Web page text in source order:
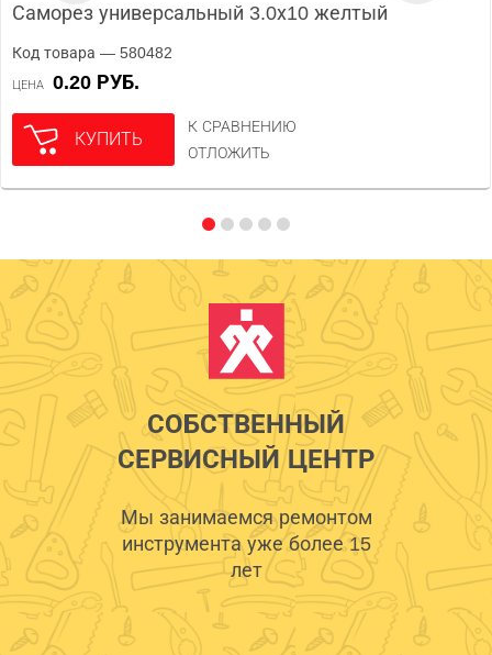
Саморез универсальный 3.0х10 желтый
Код товара — 580482
ЦЕНА 0.20 РУБ.
КУПИТЬ
К СРАВНЕНИЮ
ОТЛОЖИТЬ
СОБСТВЕННЫЙ
СЕРВИСНЫЙ ЦЕНТР
Мы занимаемся ремонтом
инструмента уже более 15
лет